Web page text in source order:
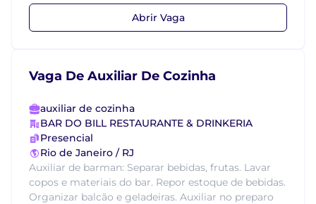
Abrir Vaga
Vaga De Auxiliar De Cozinha
auxiliar de cozinha
BAR DO BILL RESTAURANTE & DRINKERIA
Presencial
Rio de Janeiro / RJ
Auxiliar de barman: Separar bebidas, frutas. Lavar
copos e materiais do bar. Repor estoque de bebidas.
Organizar balcão e geladeiras. Auxiliar no preparo